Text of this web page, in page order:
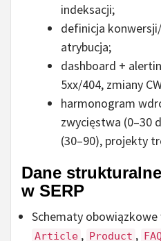
indeksacji;
definicja
atrybucja;
dashboard +
5xx/404, zmiany
harmonogram
zwycięstwa (0–30
(30–90), projekty
Dane
w SERP
Schematy
Article , Product ,